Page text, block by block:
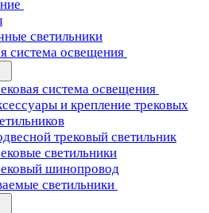
светильники
система освещения
система освещения
и крепление трековых
трековый светильник
светильники
шинопровод
светильники